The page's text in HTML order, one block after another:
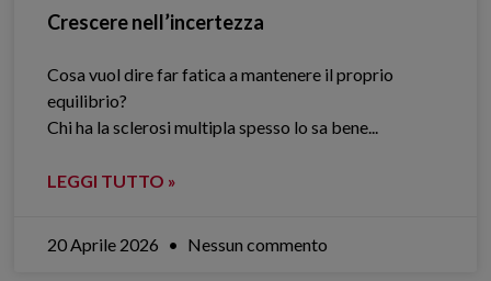
Crescere nell’incertezza
Cosa vuol dire far fatica a mantenere il proprio
equilibrio?
Chi ha la sclerosi multipla spesso lo sa bene.​..
LEGGI TUTTO »
20 Aprile 2026 Nessun commento